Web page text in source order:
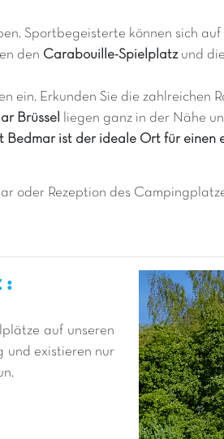
Sportbegeisterte können sich auf
den Carabouille-Spielplatzund
ein. Erkunden Sie die
Brüssel liegen ganz in der Nähe
Bedmar ist der ideale Ort für einen
oder Rezeption des
:
auf unseren
und existieren nur